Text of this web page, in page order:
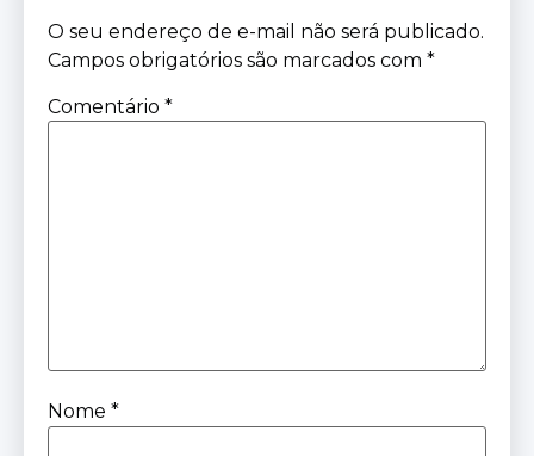
O seu endereço de e-mail não será publicado.
Campos obrigatórios são marcados com *
Comentário *
Nome *